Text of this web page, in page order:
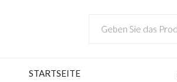
STARTSEITE